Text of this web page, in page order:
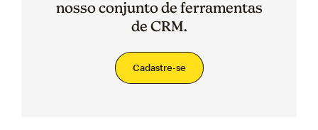
nosso conjunto de ferramentas
de CRM.
Cadastre-se